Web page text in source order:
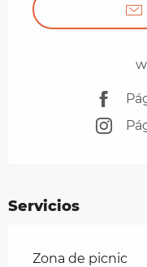
Servicios
Zona de picnic